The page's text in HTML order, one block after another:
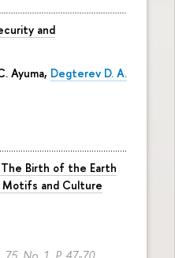
and
Ayuma, Degterev D. A.
Birth of the Earth
Motifs and Culture